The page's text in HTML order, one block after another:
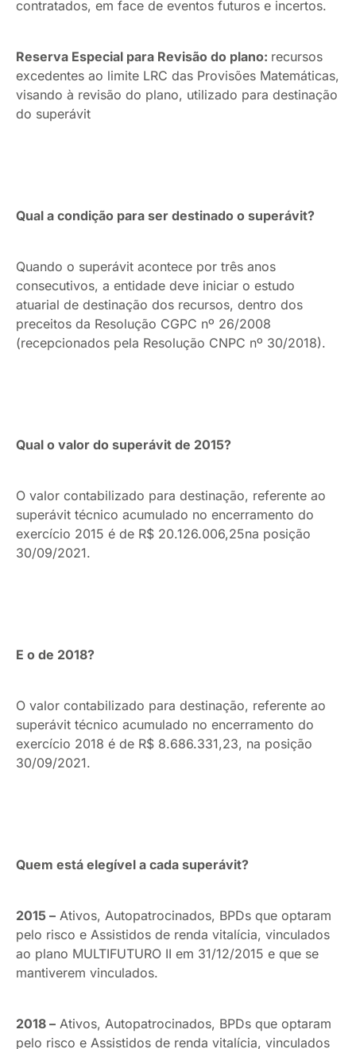
contratados, em face de eventos futuros e incertos.
Reserva Especial para Revisão do plano: recursos
excedentes ao limite LRC das Provisões Matemáticas,
visando à revisão do plano, utilizado para destinação
do superávit
Qual a condição para ser destinado o superávit?
Quando o superávit acontece por três anos
consecutivos, a entidade deve iniciar o estudo
atuarial de destinação dos recursos, dentro dos
preceitos da Resolução CGPC nº 26/2008
(recepcionados pela Resolução CNPC nº 30/2018).
Qual o valor do superávit de 2015?
O valor contabilizado para destinação, referente ao
superávit técnico acumulado no encerramento do
exercício 2015 é de R$ 20.126.006,25na posição
30/09/2021.
E o de 2018?
O valor contabilizado para destinação, referente ao
superávit técnico acumulado no encerramento do
exercício 2018 é de R$ 8.686.331,23, na posição
30/09/2021.
Quem está elegível a cada superávit?
2015 – Ativos, Autopatrocinados, BPDs que optaram
pelo risco e Assistidos de renda vitalícia, vinculados
ao plano MULTIFUTURO II em 31/12/2015 e que se
mantiverem vinculados.
2018 – Ativos, Autopatrocinados, BPDs que optaram
pelo risco e Assistidos de renda vitalícia, vinculados